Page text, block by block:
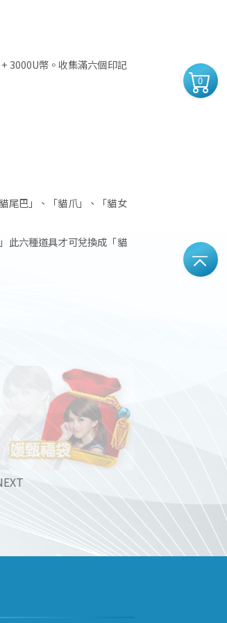
0
3000U幣。收集滿六個印記
尾巴」、「貓爪」、「貓女
此六種道具才可兌換成「貓